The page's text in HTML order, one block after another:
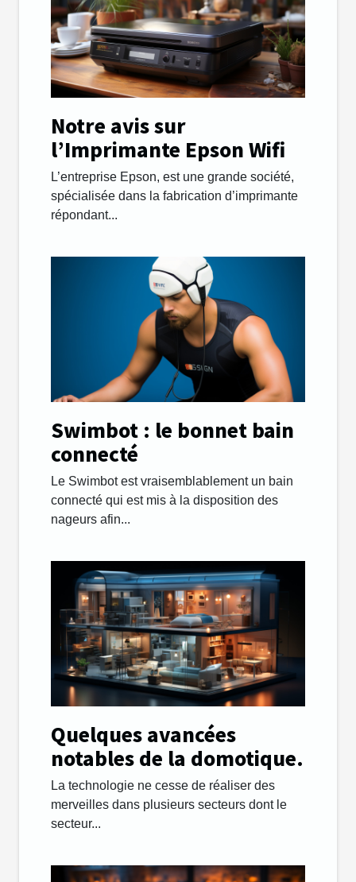
Notre avis sur
l’Imprimante Epson Wifi
L’entreprise Epson, est une grande société,
spécialisée dans la fabrication d’imprimante
répondant...
Swimbot : le bonnet bain
connecté
Le Swimbot est vraisemblablement un bain
connecté qui est mis à la disposition des
nageurs afin...
Quelques avancées
notables de la domotique.
La technologie ne cesse de réaliser des
merveilles dans plusieurs secteurs dont le
secteur...